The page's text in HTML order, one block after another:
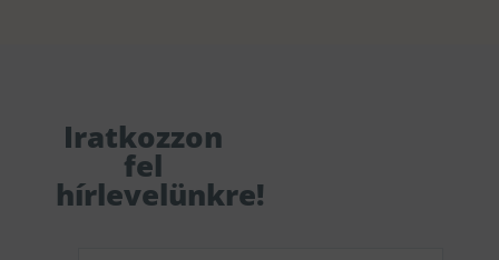
Iratkozzon
fel
hírlevelünkre!